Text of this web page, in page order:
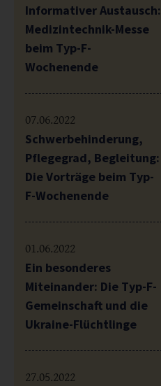
Informativer Austausch:
Medizintechnik-Messe
beim Typ-F-
Wochenende
07.06.2022
Schwerbehinderung,
Pflegegrad, Begleitung:
Die Vorträge beim Typ-
F-Wochenende
01.06.2022
Ein besonderes
Miteinander: Die Typ-F-
Gemeinschaft und die
Ukraine-Flüchtlinge
27.05.2022